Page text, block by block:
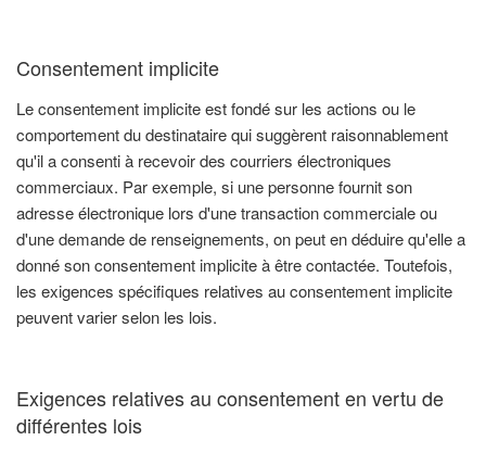
Consentement implicite
Le consentement implicite est fondé sur les actions ou le
comportement du destinataire qui suggèrent raisonnablement
qu'il a consenti à recevoir des courriers électroniques
commerciaux. Par exemple, si une personne fournit son
adresse électronique lors d'une transaction commerciale ou
d'une demande de renseignements, on peut en déduire qu'elle a
donné son consentement implicite à être contactée. Toutefois,
les exigences spécifiques relatives au consentement implicite
peuvent varier selon les lois.
Exigences relatives au consentement en vertu de
différentes lois